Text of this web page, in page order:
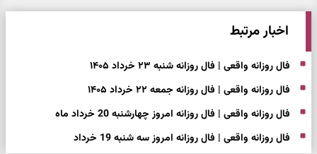
اخبار مرتبط
فال روزانه واقعی | فال روزانه شنبه ۲۳ خرداد ۱۴۰۵
فال روزانه واقعی | فال روزانه جمعه ۲۲ خرداد ۱۴۰۵
فال روزانه واقعی | فال روزانه امروز چهارشنبه 20 خرداد ماه
فال روزانه واقعی | فال روزانه امروز سه شنبه 19 خرداد